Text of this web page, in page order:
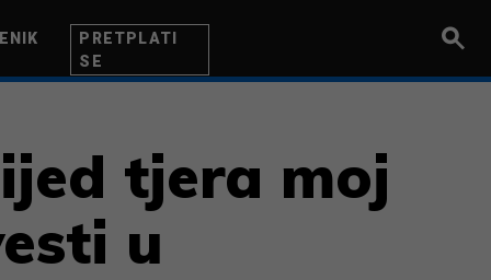
PRETPLATI
SE
tjera moj
u